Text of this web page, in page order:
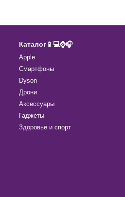
Каталог📱💻⌚️🎧
Apple
Смартфоны
Dyson
Дрони
Аксессуары
Гаджеты
Здоровье и спорт